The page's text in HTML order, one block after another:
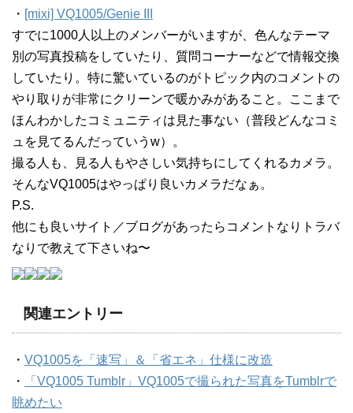
・ [mixi] VQ1005/Genie III
すでに1000人以上のメンバーがいますが、色んなテーマ
別の写真投稿をしていたり、質問コーナーなどで情報交換
していたり。特に驚いているのがトピック内のコメントの
やり取りが非常にクリーンで暖かみがあること。ここまで
ほんわかしたコミュニティは見た事ない（普段どんなコミ
ュを見てるんだっていうw）。
撮る人も、見る人もやさしい気持ちにしてくれるカメラ。
そんなVQ1005はやっぱり良いカメラだなぁ。
P.S.
他にも良いサイト／ブログがあったらコメントなりトラバ
なりで教えて下さいね〜
関連エントリー
・ VQ1005を「速写」＆「省エネ」仕様に改造
・
「VQ1005 Tumblr」VQ1005で撮られた写真をTumblrで
眺めたい